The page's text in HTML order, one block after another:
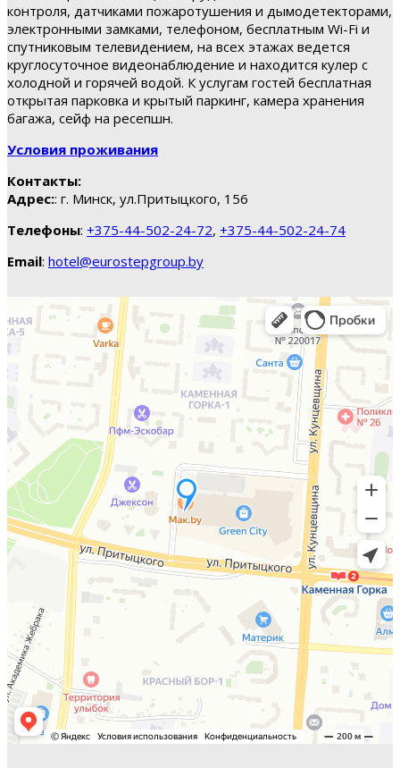
контроля, датчиками пожаротушения и дымодетекторами,
электронными замками, телефоном, бесплатным Wi-Fi и
спутниковым телевидением, на всех этажах ведется
круглосуточное видеонаблюдение и находится кулер с
холодной и горячей водой. К услугам гостей бесплатная
открытая парковка и крытый паркинг, камера хранения
багажа, сейф на ресепшн.
Условия проживания
Контакты:
Адрес:: г. Минск, ул.Притыцкого, 156
Телефоны: +375-44-502-24-72, +375-44-502-24-74
Email: hotel@eurostepgroup.by